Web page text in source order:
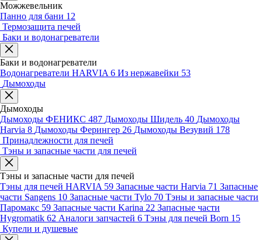
Можжевельник
Панно для бани 12
Термозащита печей
Баки и водонагреватели
Баки и водонагреватели
Водонагреватели HARVIA 6 Из нержавейки 53
Дымоходы
Дымоходы
Дымоходы ФЕНИКС 487 Дымоходы Шидель 40 Дымоходы
Harvia 8 Дымоходы Ферингер 26 Дымоходы Везувий 178
Принадлежности для печей
Тэны и запасные части для печей
Тэны и запасные части для печей
Тэны для печей HARVIA 59 Запасные части Harvia 71 Запасные
части Sangens 10 Запасные части Tylo 70 Тэны и запасные части
Паромакс 59 Запасные части Karina 22 Запасные части
Hygromatik 62 Аналоги запчастей 6 Тэны для печей Born 15
Купели и душевые